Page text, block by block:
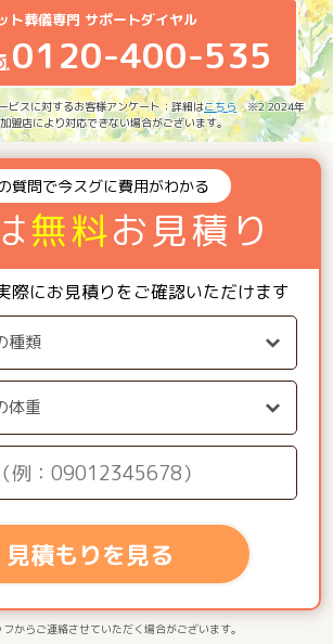
ト葬儀専門 サポートダイヤル
0120-400-535
ビスに対するお客様アンケート：詳細はこちら ※2 2024年
店により対応できない場合がございます。
質問で今スグに費用がわかる
無料お見積り
際にお見積りをご確認いただけます
見積もりを見る
からご連絡させていただく場合がございます。